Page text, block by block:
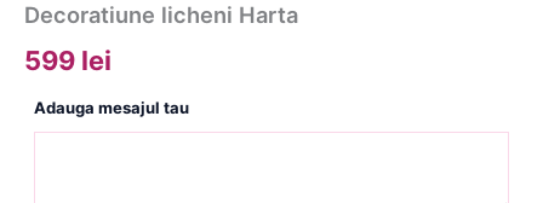
Decoratiune licheni Harta
599 lei
Adauga mesajul tau